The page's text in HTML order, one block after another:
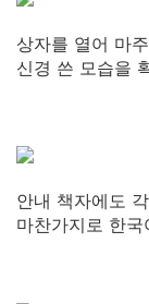
상자를 열어 마
신경 쓴 모습을
안내 책자에도
마찬가지로 한